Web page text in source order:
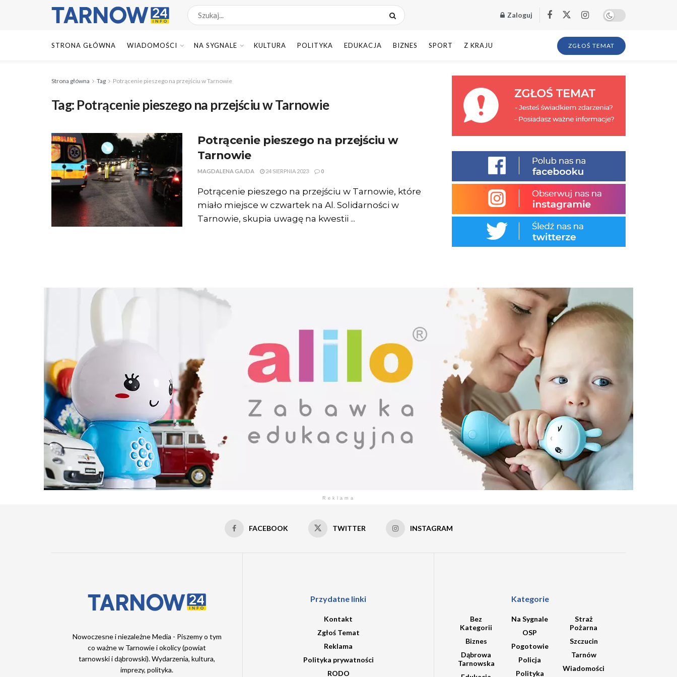
Zaloguj
STRONA GŁÓWNA WIADOMOŚCI NA SYGNALE KULTURA POLITYKA EDUKACJA BIZNES SPORT Z KRAJU ZGŁOŚ TEMAT
Strona główna Tag Potrącenie pieszego na przejściu w Tarnowie
Tag: Potrącenie pieszego na przejściu w Tarnowie
Potrącenie pieszego na przejściu w
Tarnowie
MAGDALENA GAJDA 24 SIERPNIA 2023 0
Potrącenie pieszego na przejściu w Tarnowie, które
miało miejsce w czwartek na Al. Solidarności w
Tarnowie, skupia uwagę na kwestii ...
Reklama
FACEBOOK TWITTER INSTAGRAM
Nowoczesne i niezależne Media - Piszemy o tym
co ważne w Tarnowie i okolicy (powiat
tarnowski i dąbrowski). Wydarzenia, kultura,
imprezy, polityka.
Przydatne linki
Kontakt
Zgłoś Temat
Reklama
Polityka prywatności
RODO
Kategorie
Bez
Kategorii
Biznes
Dąbrowa
Tarnowska
Na Sygnale
OSP
Pogotowie
Policja
Polityka
Straż
Pożarna
Szczucin
Tarnów
Wiadomości